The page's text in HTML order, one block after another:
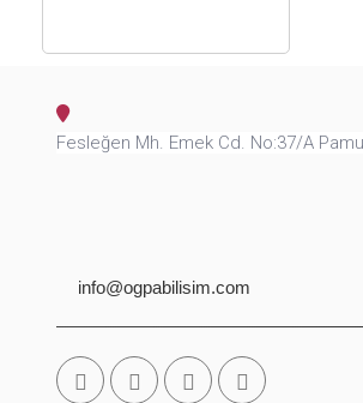
Fesleğen Mh. Emek Cd. No:37/A
info@ogpabilisim.com